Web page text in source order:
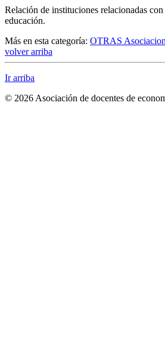
Relación de instituciones relacionadas
educación.
Más en esta categoría: OTRAS
volver arriba
Ir arriba
© 2026 Asociación de docentes de